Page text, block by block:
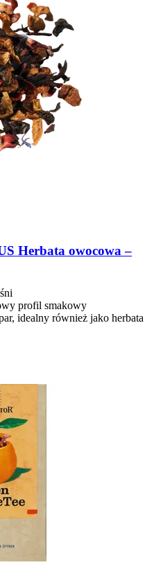
Herbata owocowa –
profil smakowy
idealny również jako herbata